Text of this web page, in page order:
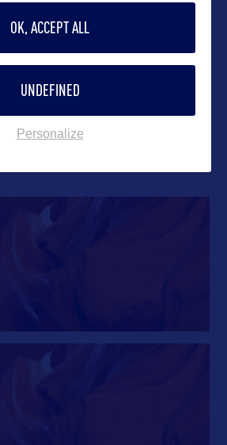
OK, ACCEPT ALL
UNDEFINED
Personalize